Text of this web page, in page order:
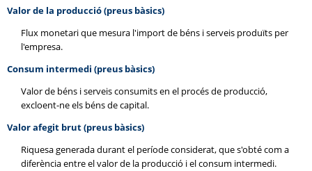
Valor de la producció (preus bàsics)
Flux monetari que mesura l'import de béns i serveis produïts per
l'empresa.
Consum intermedi (preus bàsics)
Valor de béns i serveis consumits en el procés de producció,
excloent-ne els béns de capital.
Valor afegit brut (preus bàsics)
Riquesa generada durant el període considerat, que s'obté com a
diferència entre el valor de la producció i el consum intermedi.